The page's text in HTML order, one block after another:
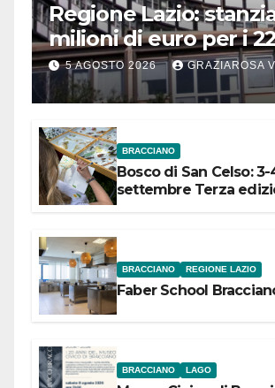
Regione Lazio:
milioni di euro per i
Comuni dell’Etruria
Meridionale
5 AGOSTO 2026 GRAZIAROSA
BRACCIANO
Bosco di San Celso: 3-
settembre Terza
BRACCIANO REGIONE LAZIO
Faber School
BRACCIANO LAGO